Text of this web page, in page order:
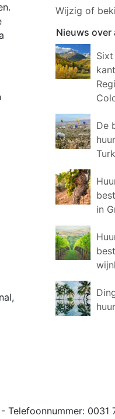
Wijzig of
Nieuws over
De
in
0031